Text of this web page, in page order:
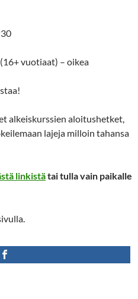
(16+ vuotiaat) – oikea
alkeiskurssien aloitushetket,
lajeja milloin tahansa
linkistätai tulla vain paikalle